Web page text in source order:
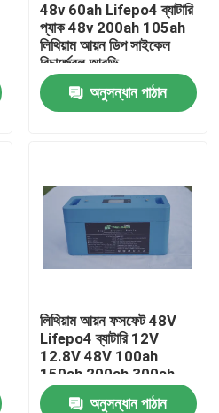
48v 60ah Lifepo4 ব্যাটারি
প্যাক 48v 200ah 105ah
লিথিয়াম আয়ন ডিপ সাইকেল
রিচার্জেবল আরভি
অনুসন্ধান পাঠান
লিথিয়াম আয়ন ফসফেট 48V
Lifepo4 ব্যাটারি 12V
12.8V 48V 100ah
150ah 200ah 300ah
400ah
অনুসন্ধান পাঠান